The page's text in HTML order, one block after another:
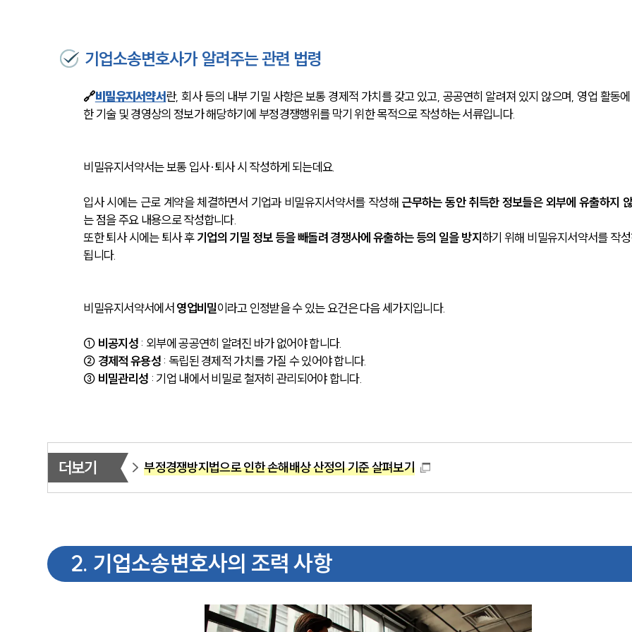
기업소송변호사가 알려주는 관련 법령
🔗비밀유지서약서란, 회사 등의 내부 기밀 사항은 보통 경제적 가치를 갖고 있고, 공공연히 알려져 있지 않으며, 영업 활동
한 기술 및 경영상의 정보가 해당하기에 부정경쟁행위를 막기 위한 목적으로 작성하는 서류입니다.
비밀유지서약서는 보통 입사·퇴사 시 작성하게 되는데요.
입사 시에는 근로 계약을 체결하면서 기업과 비밀유지서약서를 작성해 근무하는 동안 취득한 정보들은 외부에 유출하지
는 점을 주요 내용으로 작성합니다.
또한 퇴사 시에는 퇴사 후 기업의 기밀 정보 등을 빼돌려 경쟁사에 유출하는 등의 일을 방지하기 위해 비밀유지서약서를 작
됩니다.
비밀유지서약서에서 영업비밀이라고 인정받을 수 있는 요건은 다음 세가지입니다.
① 비공지성 : 외부에 공공연히 알려진 바가 없어야 합니다.
② 경제적 유용성 : 독립된 경제적 가치를 가질 수 있어야 합니다.
③ 비밀관리성 : 기업 내에서 비밀로 철저히 관리되어야 합니다.
더보기 부정경쟁방지법으로 인한 손해배상 산정의 기준 살펴보기
2. 기업소송변호사의 조력 사항